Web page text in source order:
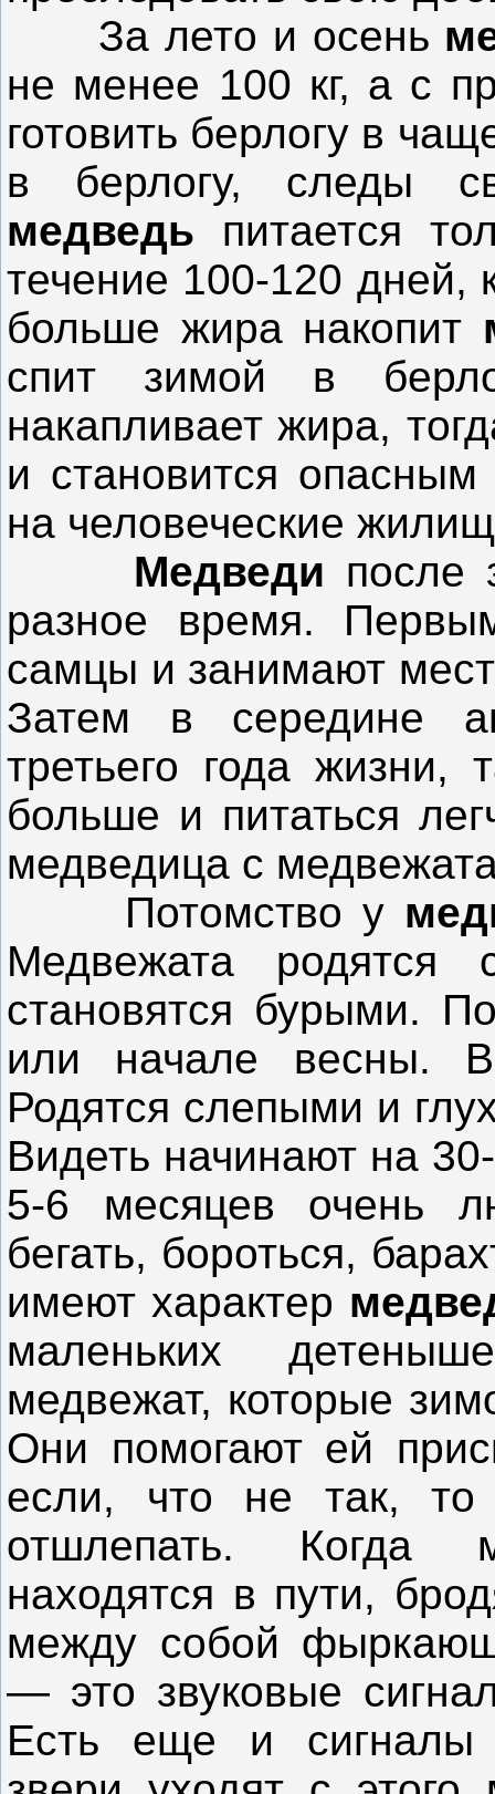
За лето и осень
не менее 100 кг, а с
готовить берлогу в
в берлогу, следы
медведь питается
течение 100-120 дней,
больше жира накопит
спит зимой в
накапливает жира,
и становится
на человеческие
Медведи после
разное время.
самцы и занимают
Затем в середине
третьего года жизни,
больше и питаться
медведица с
Потомство у
Медвежата родятся
становятся бурыми.
или начале весны.
Родятся слепыми и
Видеть начинают на
5-6 месяцев очень
бегать, бороться,
имеют характер
маленьких
медвежат, которые
Они помогают ей
если, что не так,
отшлепать. Когда
находятся в пути,
между собой
— это звуковые
Есть еще и сигналы